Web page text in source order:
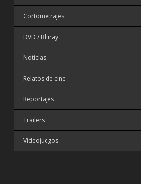
Cortometrajes
DVD / Bluray
Noticias
Relatos de cine
Reportajes
Trailers
Videojuegos